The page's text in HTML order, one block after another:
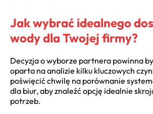
Jak wybrać idealnego
wody dla Twojej firmy?
Decyzja o wyborze partnera powinna
oparta na analizie kilku kluczowych
poświęcić chwilę na porównanie
dla biur, aby znaleźć opcję idealnie
potrzeb.